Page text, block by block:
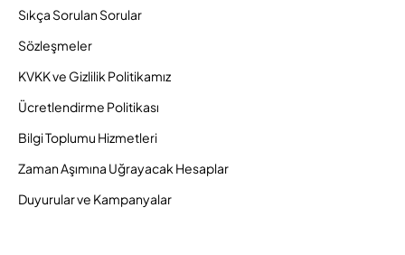
Sıkça Sorulan Sorular
Sözleşmeler
KVKK ve Gizlilik Politikamız
Ücretlendirme Politikası
Bilgi Toplumu Hizmetleri
Zaman Aşımına Uğrayacak Hesaplar
Duyurular ve Kampanyalar